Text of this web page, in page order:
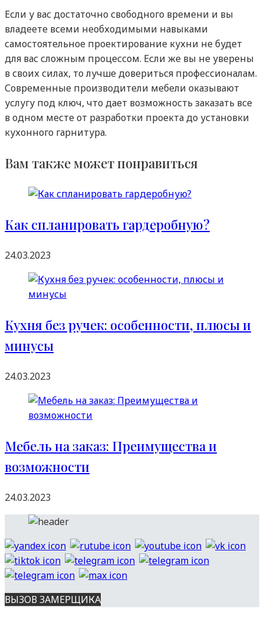
Если у вас достаточно свободного времени и вы
владеете всеми необходимыми навыками
самостоятельное проектирование кухни не будет
для вас сложным процессом. Если же вы не уверены
в своих силах, то лучше довериться профессионалам.
Современные производители мебели оказывают
услугу под ключ, что дает возможность заказать все
в одном месте от разработки проекта до установки
кухонного гарнитура.
Вам также может понравиться
Как спланировать гардеробную?
24.03.2023
Кухня без ручек: особенности, плюсы и
минусы
24.03.2023
Мебель на заказ: Преимущества и
возможности
24.03.2023
ВЫЗОВ ЗАМЕРЩИКА